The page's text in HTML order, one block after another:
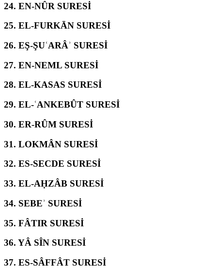
24. EN-NÛR SURESİ
25. EL-FURKĀN SURESİ
26. EŞ-ŞUʿARÂʾ SURESİ
27. EN-NEML SURESİ
28. EL-KASAS SURESİ
29. EL-ʿANKEBÛT SURESİ
30. ER-RÛM SURESİ
31. LOKMÂN SURESİ
32. ES-SECDE SURESİ
33. EL-AḤZÂB SURESİ
34. SEBEʾ SURESİ
35. FÂTIR SURESİ
36. YÂ SÎN SURESİ
37. ES-SÂFFÂT SURESİ